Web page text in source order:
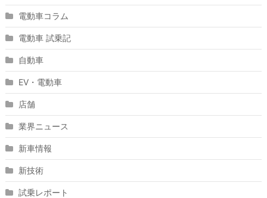
電動車コラム
電動車 試乗記
自動車
EV・電動車
店舗
業界ニュース
新車情報
新技術
試乗レポート